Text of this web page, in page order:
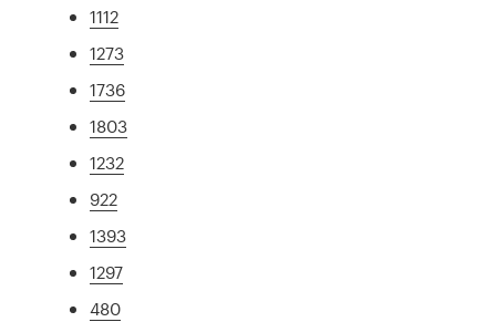
1112
1273
1736
1803
1232
922
1393
1297
480